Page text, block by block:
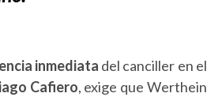
inmediata del canciller en el
Cafiero, exige que Werthein